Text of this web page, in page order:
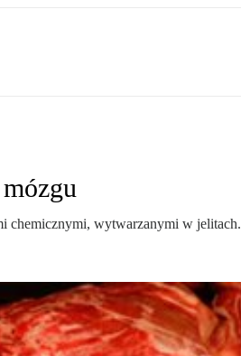
chemicznymi, wytwarzanymi w jelitach.